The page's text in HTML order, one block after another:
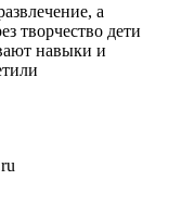
а
творчество дети
навыки и